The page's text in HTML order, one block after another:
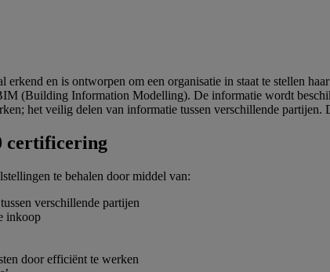
en is ontworpen om een organisatie in staat te stellen
(Building Information Modelling). De informatie wordt
het veilig delen van informatie tussen verschillende partijen.
certificering
te behalen door middel van:
verschillende partijen
inkoop
door efficiënt te werken